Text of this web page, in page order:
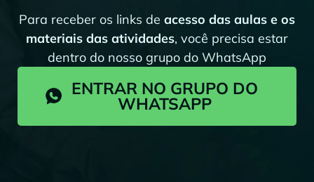
Para receber os links de acesso das aulas e os
materiais das atividades, você precisa estar
dentro do nosso grupo do WhatsApp
ENTRAR NO GRUPO DO
WHATSAPP